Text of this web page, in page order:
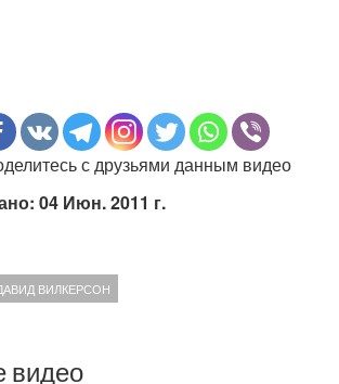
с друзьями данным видео
04 Июн. 2011 г.
ВИЛКЕРСОН
видео